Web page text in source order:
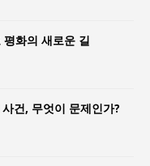
화의 새로운 길
건, 무엇이 문제인가?